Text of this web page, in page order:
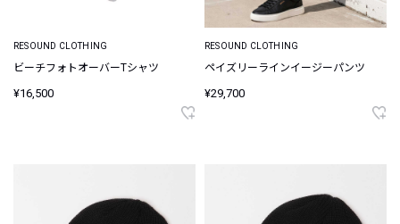
RESOUND CLOTHING
ビーチフォトオーバーTシャツ
¥16,500
RESOUND CLOTHING
ペイズリーラインイージーパンツ
¥29,700